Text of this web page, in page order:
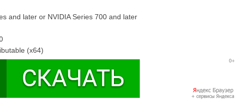
and later or NVIDIA Series 700 and later
(x64)